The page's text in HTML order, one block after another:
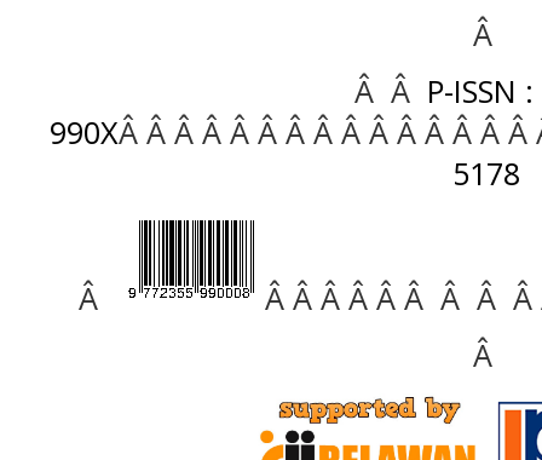
Â
Â Â P-ISSN
990XÂ Â Â Â Â Â Â Â Â Â Â Â Â Â
5178
Â
Â Â Â Â Â Â Â Â
Â